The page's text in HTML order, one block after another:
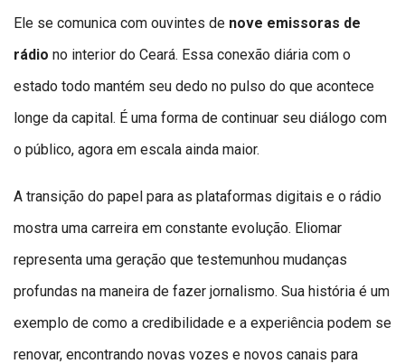
Ele se comunica com ouvintes de nove emissoras de
rádio no interior do Ceará. Essa conexão diária com o
estado todo mantém seu dedo no pulso do que acontece
longe da capital. É uma forma de continuar seu diálogo com
o público, agora em escala ainda maior.
A transição do papel para as plataformas digitais e o rádio
mostra uma carreira em constante evolução. Eliomar
representa uma geração que testemunhou mudanças
profundas na maneira de fazer jornalismo. Sua história é um
exemplo de como a credibilidade e a experiência podem se
renovar, encontrando novas vozes e novos canais para